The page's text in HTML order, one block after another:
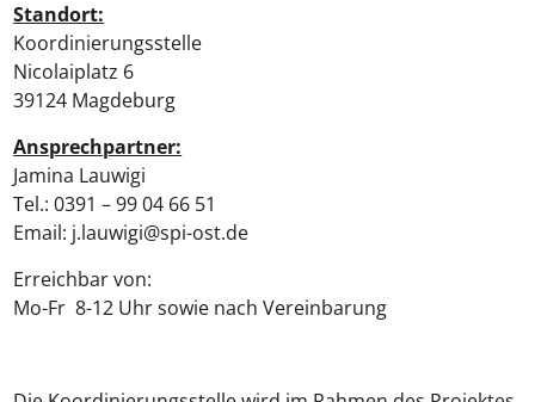
Standort:
Koordinierungsstelle
Nicolaiplatz 6
39124 Magdeburg
Ansprechpartner:
Jamina Lauwigi
Tel.: 0391 – 99 04 66 51
Email: j.lauwigi@spi-ost.de
Erreichbar von:
Mo-Fr 8-12 Uhr sowie nach Vereinbarung